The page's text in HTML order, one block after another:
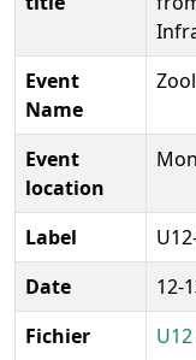
Event
Name
Event
location
Label
Date
12-
Fichier